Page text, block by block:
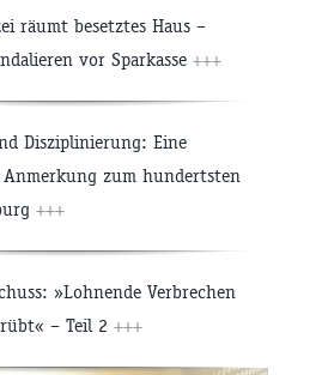
räumt besetztes Haus –
vor Sparkasse +++
Disziplinierung: Eine
Anmerkung zum hundertsten
+++
»Lohnende Verbrechen
– Teil 2 +++